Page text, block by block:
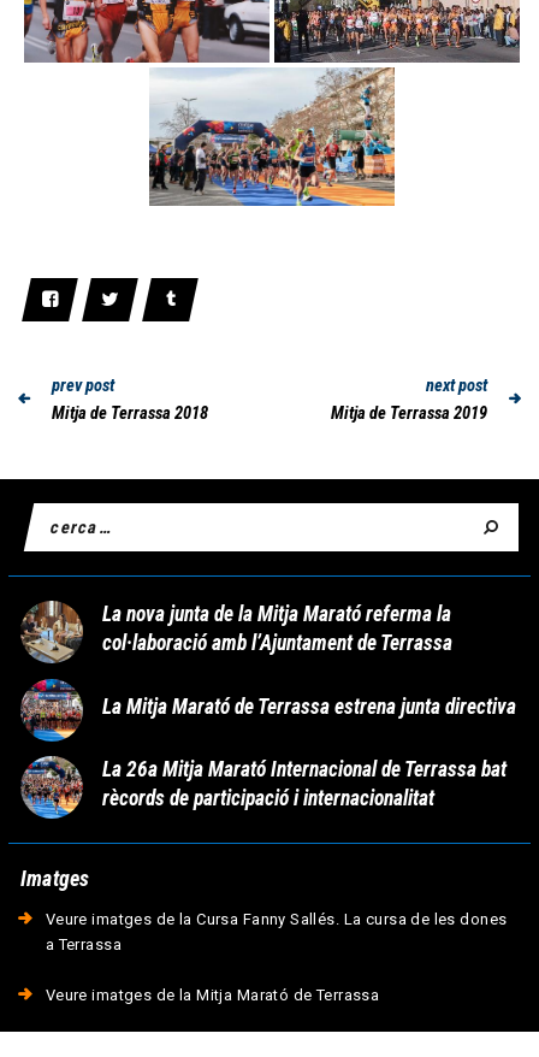
prev post
Mitja de Terrassa 2018
next post
Mitja de Terrassa 2019
La nova junta de la Mitja Marató referma la
col·laboració amb l’Ajuntament de Terrassa
La Mitja Marató de Terrassa estrena junta directiva
La 26a Mitja Marató Internacional de Terrassa bat
rècords de participació i internacionalitat
Imatges
Veure imatges de la Cursa Fanny Sallés. La cursa de les dones
a Terrassa
Veure imatges de la Mitja Marató de Terrassa